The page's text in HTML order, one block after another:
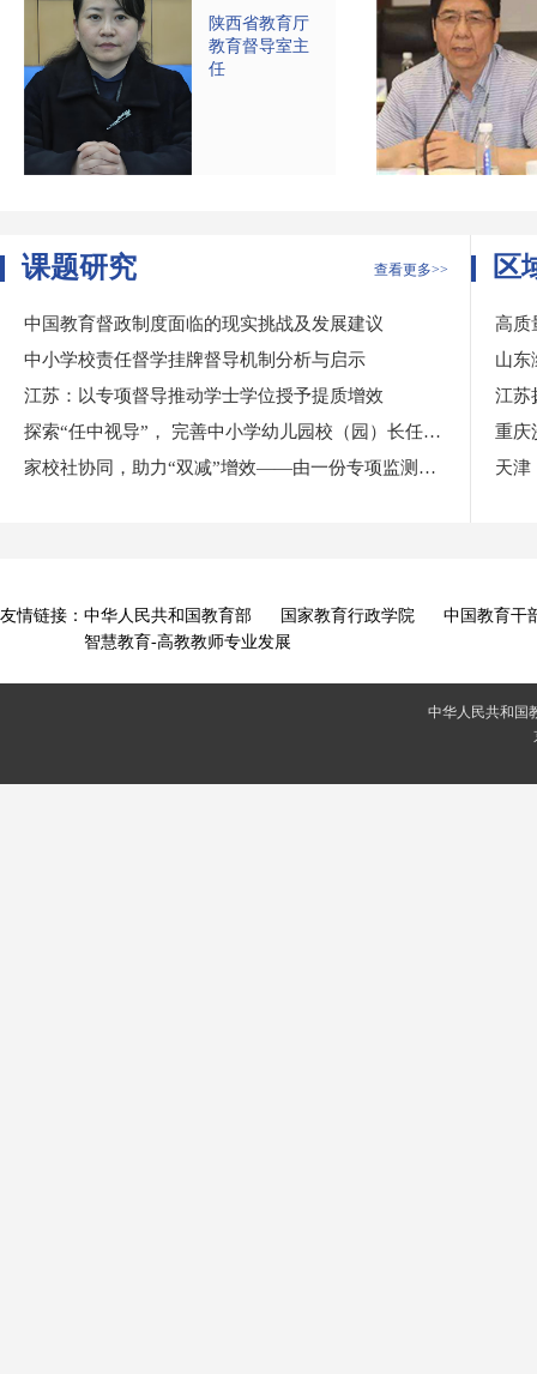
陕西省教育厅
教育督导室主
任
课题研究 查看更多>>
中国教育督政制度面临的现实挑战及发展建议
中小学校责任督学挂牌督导机制分析与启示
江苏：以专项督导推动学士学位授予提质增效
探索“任中视导”， 完善中小学幼儿园校（园）长任期结束 综合督导评估工作机制
家校社协同，助力“双减”增效——由一份专项监测报告引发的思考
区
江苏
天津
友情链接： 中华人民共和国教育部 国家教育行政学院
中国教育干
智慧教育-高教教师专业发展
中华人民共和国